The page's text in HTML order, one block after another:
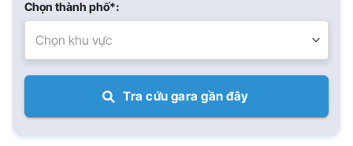
Chọn thành phố*:
Chọn khu vực
Tra cứu gara gần đây